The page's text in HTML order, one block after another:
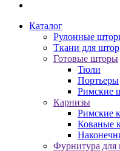
Каталог
Рулонные
Ткани для штор
Готовые шторы
Тюли
Портьеры
Римские
Карнизы
Римские
Кованые
Фурнитура для